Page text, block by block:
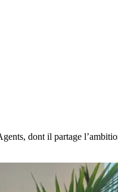
dont il partage